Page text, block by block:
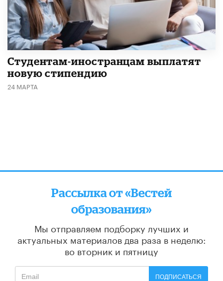
Студентам-иностранцам выплатят
новую стипендию
24 МАРТА
Рассылка от «Вестей
образования»
Мы отправляем подборку лучших и
актуальных материалов два раза в неделю:
во вторник и пятницу
ПОДПИСАТЬСЯ